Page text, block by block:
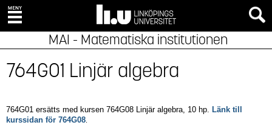
MAI - Matematiska institutionen
764G01 Linjär algebra
764G01 ersätts med kursen 764G08 Linjär algebra, 10 hp. Länk till
kurssidan för 764G08